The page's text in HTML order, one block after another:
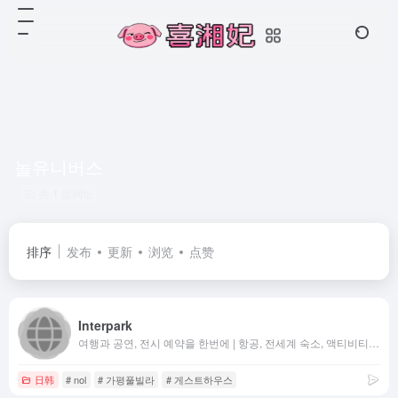
排序 发布 更新 浏览 点赞
Interpark
日韩 # nol # 가평풀빌라 # 게스트하우스